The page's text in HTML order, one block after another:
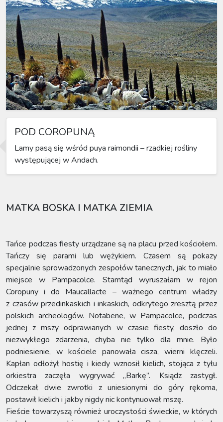
POD COROPUNĄ
Lamy pasą się wśród puya raimondii – rzadkiej rośliny
występującej w Andach.
MATKA BOSKA I MATKA ZIEMIA
Tańce podczas fiesty urządzane są na placu przed kościołem.
Tańczy się parami lub wężykiem. Czasem są pokazy
specjalnie sprowadzonych zespołów tanecznych, jak to miało
miejsce w Pampacolce. Stamtąd wyruszałam w rejon
Coropuny i do Maucallacte – ważnego centrum władzy
z czasów przedinkaskich i inkaskich, odkrytego zresztą przez
polskich archeologów. Notabene, w Pampacolce, podczas
jednej z mszy odprawianych w czasie fiesty, doszło do
niezwykłego zdarzenia, chyba nie tylko dla mnie. Było
podniesienie, w kościele panowała cisza, wierni klęczeli.
Kapłan odłożył hostię i kiedy wznosił kielich, stojąca z tyłu
orkiestra zaczęła wygrywać „Barkę”. Ksiądz zastygł.
Odczekał dwie zwrotki z uniesionymi do góry rękoma,
postawił kielich i jakby nigdy nic kontynuował mszę.
Fieście towarzyszą również uroczystości świeckie, w których